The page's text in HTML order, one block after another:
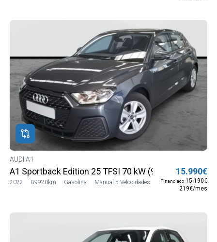
AUDI A1
A1 Sportback Edition 25 TFSI 70 kW (95 CV)
2022 89920km Gasolina Manual 5 Velocidades
15.990€
Financiado 15.190€
219€/mes